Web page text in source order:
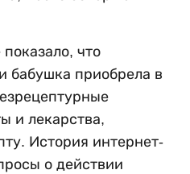
что
бабушка приобрела в
и лекарства,
История интернет-
о действии